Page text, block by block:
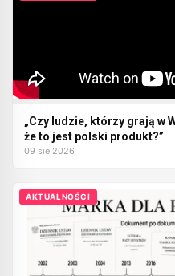
„Czy ludzie, którzy grają w
że to jest polski produkt?”
09 sie 2026
AKTUALNOŚCI